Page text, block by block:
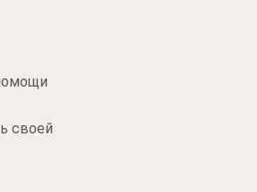
своей